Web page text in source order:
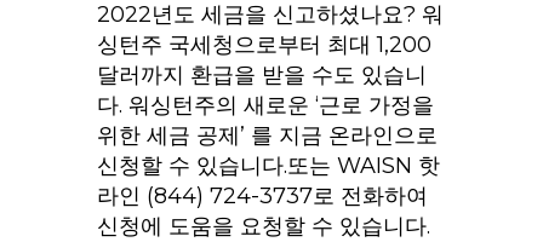
2022년도 세금을 신고하셨나요? 워
싱턴주 국세청으로부터 최대 1,200
달러까지 환급을 받을 수도 있습니
다. 워싱턴주의 새로운 ‘근로 가정을
위한 세금 공제’ 를 지금 온라인으로
신청할 수 있습니다.또는 WAISN 핫
라인 (844) 724-3737로 전화하여
신청에 도움을 요청할 수 있습니다.